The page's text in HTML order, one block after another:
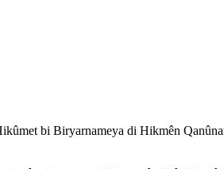
bi Biryarnameya di Hikmên